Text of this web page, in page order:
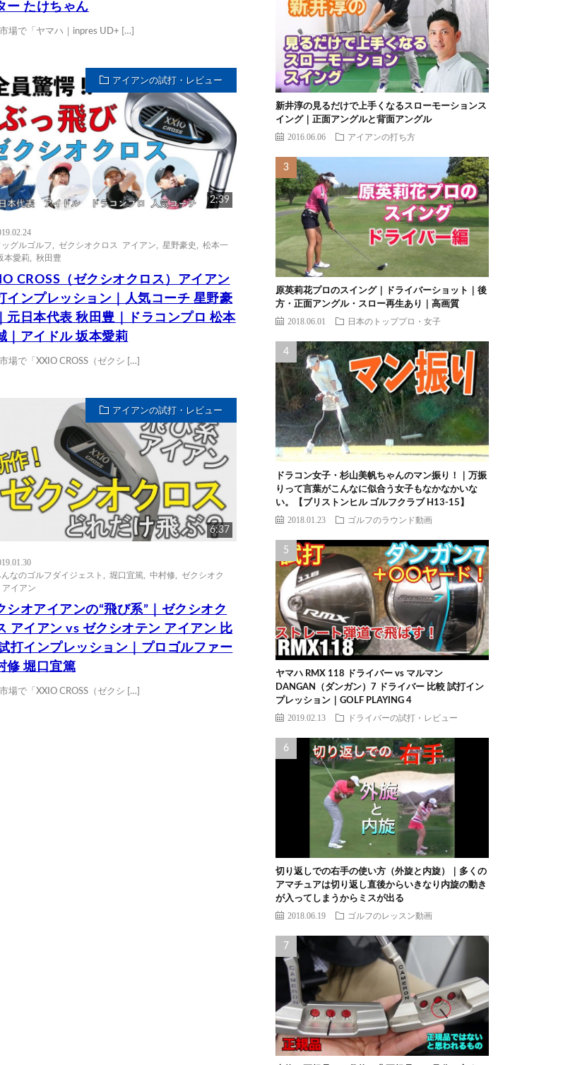
ー たけちゃん
場で「ヤマハ｜inpres UD+ […]
アイアンの試打・レビュー
2:39
ッグルゴルフ
ゼクシオクロス アイアン 星野豪史 ,松本一
本愛莉 ,秋田豊
CROSS（ゼクシオクロス）アイアン
インプレッション｜人気コーチ 星野豪
元日本代表 秋田豊｜ドラコンプロ 松本
｜アイドル 坂本愛莉
場で「XXIO CROSS（ゼクシ […]
アイアンの試打・レビュー
6:37
んなのゴルフダイジェスト
,堀口宜篤 ,中村修
ゼクシオク
アイアン
シオアイアンの“飛び系”｜ゼクシオク
アイアン vs ゼクシオテン アイアン 比
打インプレッション｜プロゴルファー
修 堀口宜篤
場で「XXIO CROSS（ゼクシ […]
新井淳の見るだけで上手くなるスローモーションス
イング｜正面アングルと背面アングル
2016.06.06 アイアンの打ち方
原英莉花プロのスイング｜ドライバーショット｜後
方・正面アングル・スロー再生あり｜高画質
2018.06.01 日本のトッププロ・女子
ドラコン女子・杉山美帆ちゃんのマン振り！｜万振
りって言葉がこんなに似合う女子もなかなかいな
い。【ブリストンヒル ゴルフクラブ H13-15】
2018.01.23 ゴルフのラウンド動画
ヤマハ RMX 118 ドライバー vs マルマン
DANGAN（ダンガン）7 ドライバー 比較 試打イン
プレッション｜GOLF PLAYING 4
2019.02.13 ドライバーの試打・レビュー
切り返しでの右手の使い方（外旋と内旋）｜多くの
アマチュアは切り返し直後からいきなり内旋の動き
が入ってしまうからミスが出る
2018.06.19 ゴルフのレッスン動画